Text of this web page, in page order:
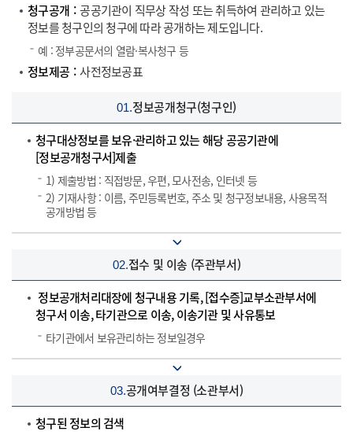
청구공개
공공기관이 직무상 작성 또는 취득하여 관리하고 있는
정보를 청구인의 청구에 따라 공개하는 제도입니다.
예 : 정부공문서의 열람·복사청구 등
정보제공 사전정보공표
01.정보공개청구(청구인)
청구대상정보를 보유·관리하고 있는 해당 공공기관에
[정보공개청구서]제출
1) 제출방법 : 직접방문, 우편, 모사전송, 인터넷 등
2) 기재사항 : 이름, 주민등록번호, 주소 및 청구정보내용, 사용목적
공개방법 등
02.접수 및 이송 (주관부서)
정보공개처리대장에 청구내용 기록, [접수증]교부소관부서에
청구서 이송, 타기관으로 이송, 이송기관 및 사유통보
타기관에서 보유관리하는 정보일경우
03.공개여부결정 (소관부서)
청구된 정보의 검색